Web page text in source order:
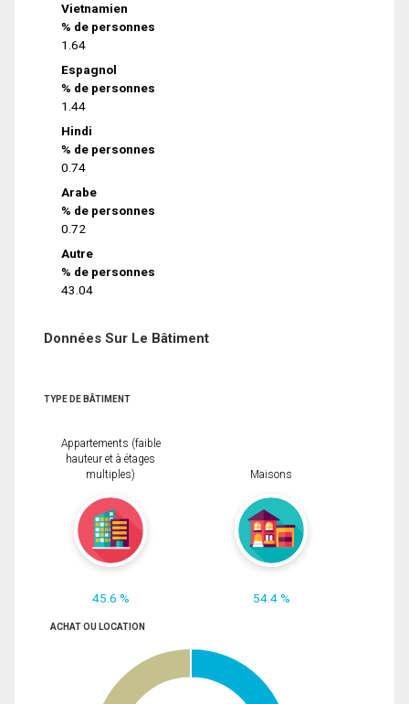
Vietnamien
% de personnes
1.64
Espagnol
% de personnes
1.44
Hindi
% de personnes
0.74
Arabe
% de personnes
0.72
Autre
% de personnes
43.04
Données Sur Le Bâtiment
TYPE DE BÂTIMENT
Appartements (faible
hauteur et à étages
multiples)
45.6 %
Maisons
54.4 %
ACHAT OU LOCATION